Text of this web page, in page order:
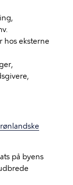
hos eksterne
på byens